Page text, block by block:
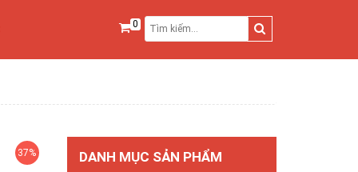
0
37% DANH MỤC SẢN PHẨM